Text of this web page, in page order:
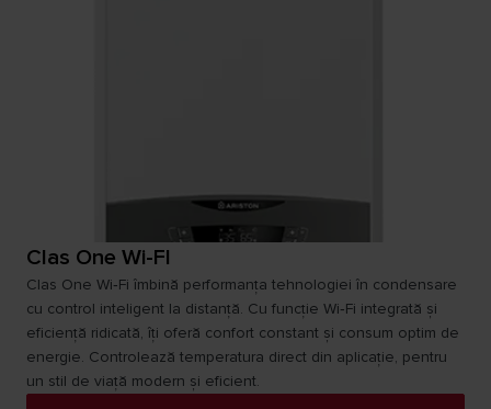
Clas One Wi-FI
Clas One Wi‑Fi îmbină performanța tehnologiei în condensare
cu control inteligent la distanță. Cu funcție Wi‑Fi integrată și
eficiență ridicată, îți oferă confort constant și consum optim de
energie. Controlează temperatura direct din aplicație, pentru
un stil de viață modern și eficient.​